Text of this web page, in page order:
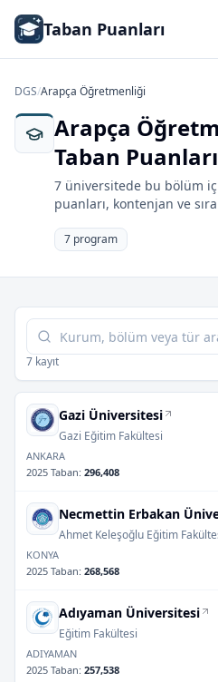
Taban Puanları
DGS/Arapça Öğretmenliği
Arapça
Taban Puanları
7 üniversitede bu bölüm
puanları, kontenjan ve
7 program
Tabloda ara
7 kayıt
Gazi Üniversitesi
Gazi Eğitim Fakültesi
ANKARA
2025 Taban: 296,408
Necmettin Erbakan
Ahmet Keleşoğlu Eğitim
KONYA
2025 Taban: 268,568
Adıyaman Üniversitesi
Eğitim Fakültesi
ADIYAMAN
2025 Taban: 257,538